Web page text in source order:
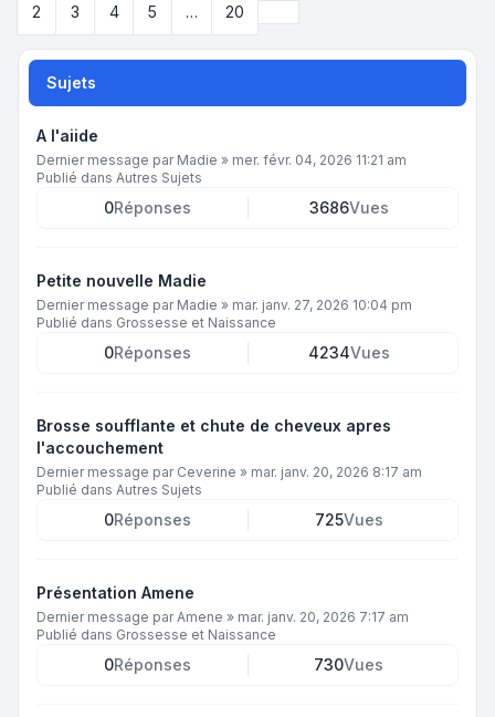
2 3 4 5 … 20
Sujets
A l'aiide
Dernier message par Madie » mer. févr. 04, 2026 11:21 am
Publié dans Autres Sujets
0Réponses 3686Vues
Petite nouvelle Madie
Dernier message par Madie » mar. janv. 27, 2026 10:04 pm
Publié dans Grossesse et Naissance
0Réponses 4234Vues
Brosse soufflante et chute de cheveux apres
l'accouchement
Dernier message par Ceverine » mar. janv. 20, 2026 8:17 am
Publié dans Autres Sujets
0Réponses 725Vues
Présentation Amene
Dernier message parAmene » mar. janv. 20, 2026 7:17 am
Publié dans Grossesse et Naissance
0Réponses 730Vues